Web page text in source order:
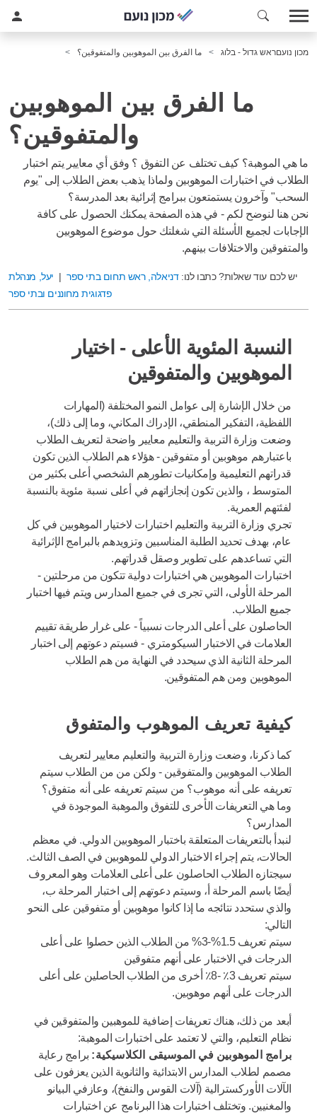
מכון נועםראש גדול - בלוג ما الفرق بين الموهوبين والمتفوقين؟
ما الفرق بين الموهوبين
والمتفوقين؟
ما هي الموهبة؟ كيف تختلف عن التفوق ؟ وفق أي معايير يتم اختبار
الطلاب في اختبارات الموهوبين ولماذا يذهب بعض الطلاب إلى "يوم
السحب" وآخرون يستمتعون ببرامج إثرائية بعد المدرسة؟
نحن هنا لنوضح لكم - في هذه الصفحة يمكنك الحصول على كافة
الإجابات لجميع الأسئلة التي شغلتك حول موضوع الموهوبين
والمتفوقين والاختلافات بينهم.
יש לכם עוד שאלות? כתבו לנו:דניאלה, ראש תחום בתי ספר | יעל, מנהלת
פדגוגית מחוננים ובתי ספר
النسبة المئوية الأعلى - اختيار
الموهوبين والمتفوقين
من خلال الإشارة إلى عوامل النمو المختلفة (المهارات
اللفظية، التفكير المنطقي، الإدراك المكاني، وما إلى ذلك)،
وضعت وزارة التربية والتعليم معايير واضحة لتعريف الطلاب
باعتبارهم موهوبين أو متفوقين - هؤلاء هم الطلاب الذين تكون
قدراتهم التعليمية وإمكانيات تطورهم الشخصي أعلى بكثير من
المتوسط ، والذين تكون إنجازاتهم في أعلى نسبة مئوية بالنسبة
لفئتهم العمرية.
تجري وزارة التربية والتعليم اختبارات لاختيار الموهوبين في كل
عام، بهدف تحديد الطلبة المناسبين وتزويدهم بالبرامج الإثرائية
التي تساعدهم على تطوير وصقل قدراتهم.
اختبارات الموهوبين هي اختبارات دولية تتكون من مرحلتين -
المرحلة الأولى، التي تجرى في جميع المدارس ويتم فيها اختبار
جميع الطلاب.
الحاصلون على أعلى الدرجات نسبياً - على غرار طريقة تقييم
العلامات في الاختبار السيكومتري - فسيتم دعوتهم إلى اختبار
المرحلة الثانية الذي سيحدد في النهاية من هم الطلاب
الموهوبين ومن هم المتفوقين.
كيفية تعريف الموهوب والمتفوق
كما ذكرنا، وضعت وزارة التربية والتعليم معايير لتعريف
الطلاب الموهوبين والمتفوقين - ولكن من من الطلاب سيتم
تعريفه على أنه موهوب؟ من سيتم تعريفه على أنه متفوق؟
وما هي التعريفات الأخرى للتفوق والموهبة الموجودة في
المدارس؟
لنبدأ بالتعريفات المتعلقة باختبار الموهوبين الدولي. في معظم
الحالات، يتم إجراء الاختبار الدولي للموهوبين في الصف الثالث.
سيجتازه الطلاب الحاصلون على أعلى العلامات وهو المعروف
أيضًا باسم المرحلة أ، وسيتم دعوتهم إلى اختبار المرحلة ب،
والذي ستحدد نتائجه ما إذا كانوا موهوبين أو متفوقين على النحو
التالي:
سيتم تعريف 1.5%-3% من الطلاب الذين حصلوا على أعلى
الدرجات في الاختبار على أنهم متفوقين
سيتم تعريف 3٪ -8٪ أخرى من الطلاب الحاصلين على أعلى
الدرجات على أنهم موهوبين.
أبعد من ذلك، هناك تعريفات إضافية للموهبين والمتفوقين في
نظام التعليم، والتي لا تعتمد على اختبارات الموهبة:
برامج الموهوبين في الموسيقى الكلاسيكية: برامج رعاية
مصمم لطلاب المدارس الابتدائية والثانوية الذين يعزفون على
الآلات الأوركسترالية (آلات القوس والنفخ)، وعازفي البيانو
والمغنيين. وتختلف اختبارات هذا البرنامج عن اختبارات